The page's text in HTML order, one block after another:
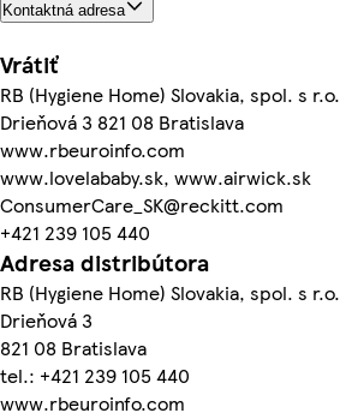
Kontaktná adresa
Vrátiť
RB (Hygiene Home) Slovakia, spol. s r.o.
Drieňová 3 821 08 Bratislava
www.rbeuroinfo.com
www.lovelababy.sk, www.airwick.sk
ConsumerCare_SK@reckitt.com
+421 239 105 440
Adresa distribútora
RB (Hygiene Home) Slovakia, spol. s r.o.
Drieňová 3
821 08 Bratislava
tel.: +421 239 105 440
www.rbeuroinfo.com